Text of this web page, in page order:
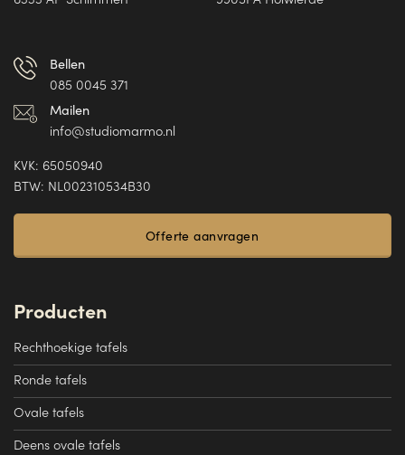
Bellen
085 0045 371
Mailen
info@studiomarmo.nl
KVK: 65050940
BTW: NL002310534B30
Offerte aanvragen
Producten
Rechthoekige tafels
Ronde tafels
Ovale tafels
Deens ovale tafels